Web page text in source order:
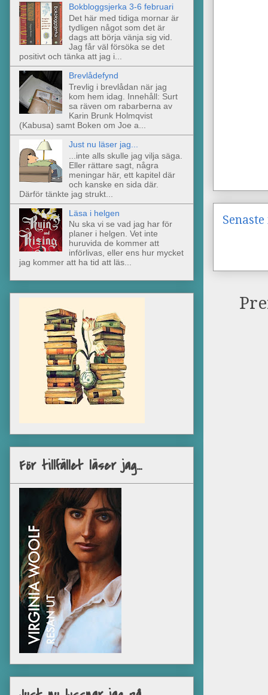
Bokbloggsjerka 3-6 februari
Det här med tidiga mornar är
tydligen något som det är
dags att börja vänja sig vid.
Jag får väl försöka se det
positivt och tänka att jag i...
Brevlådefynd
Trevlig i brevlådan när jag
kom hem idag. Innehåll: Surt
sa räven om rabarberna av
Karin Brunk Holmqvist
(Kabusa) samt Boken om Joe a...
Just nu läser jag...
...inte alls skulle jag vilja säga.
Eller rättare sagt, några
meningar här, ett kapitel där
och kanske en sida där.
Därför tänkte jag strukt...
Läsa i helgen
Nu ska vi se vad jag har för
planer i helgen. Vet inte
huruvida de kommer att
införlivas, eller ens hur mycket
jag kommer att ha tid att läs...
För tillfället läser jag...